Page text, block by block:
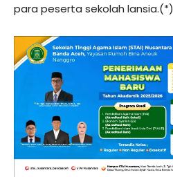
para peserta sekolah lansia.(*)